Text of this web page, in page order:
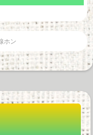
ホン